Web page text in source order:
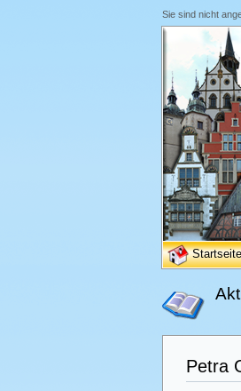
Sie sind nicht
Startseite
Petra